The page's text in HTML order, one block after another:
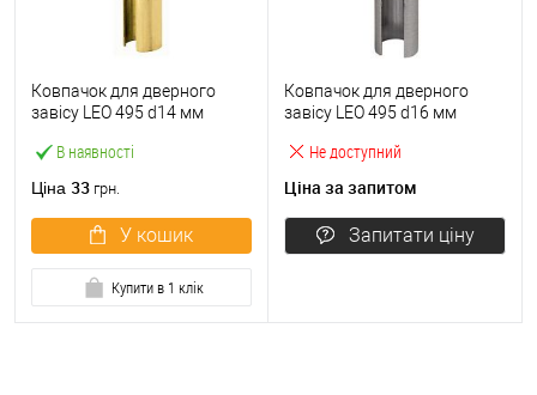
В наявності
Ковпачок для дверного
завісу LEO 495 d14 мм
Ціна 33 грн.
У кошик
Купити в 1 клік
Не доступний
Ковпачок для дверного
завісу LEO 495 d16 мм
Ціна за запитом
Запитати ціну